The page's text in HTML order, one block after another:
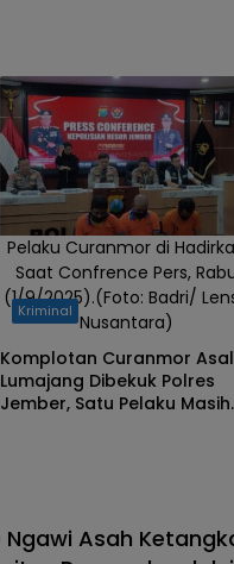
Pelaku Curanmor di
Saat Confrence Pers,
(1/9/2025).(Foto: Badri/
Nusantara)
Kriminal
Komplotan Curanmor Asal
Lumajang Dibekuk Polres
Jember, Satu Pelaku Masih
Ngawi Asah